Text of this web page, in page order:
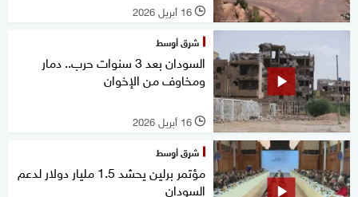
l 16 أبريل 2026
شرق أوسط
السودان بعد 3 سنوات حرب.. دمار
ومخاوف من الإخوان
l 16 أبريل 2026
شرق أوسط
مؤتمر برلين يحشد 1.5 مليار دولار لدعم
السودان